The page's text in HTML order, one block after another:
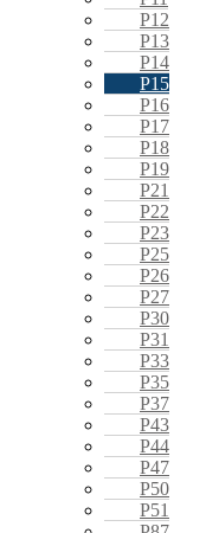
P12
P13
P14
P15
P16
P17
P18
P19
P21
P22
P23
P25
P26
P27
P30
P31
P33
P35
P37
P43
P44
P47
P50
P51